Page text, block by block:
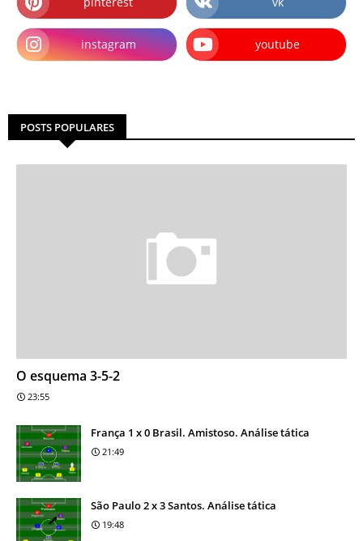
instagram youtube
POSTS POPULARES
O esquema 3-5-2
23:55
França 1 x 0 Brasil. Amistoso. Análise tática
21:49
São Paulo 2 x 3 Santos. Análise tática
19:48